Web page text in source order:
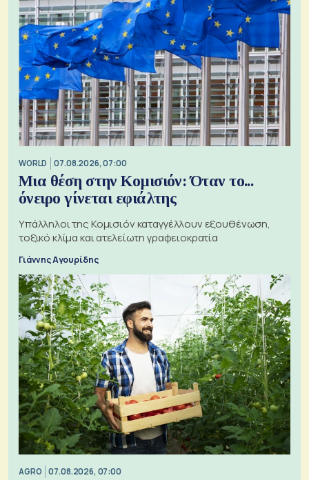
WORLD 07.08.2026, 07:00
Μια θέση στην Κομισιόν: Όταν το...
όνειρο γίνεται εφιάλτης
Υπάλληλοι της Κομισιόν καταγγέλλουν εξουθένωση,
τοξικό κλίμα και ατελείωτη γραφειοκρατία
Γιάννης Αγουρίδης
AGRO 07.08.2026, 07:00